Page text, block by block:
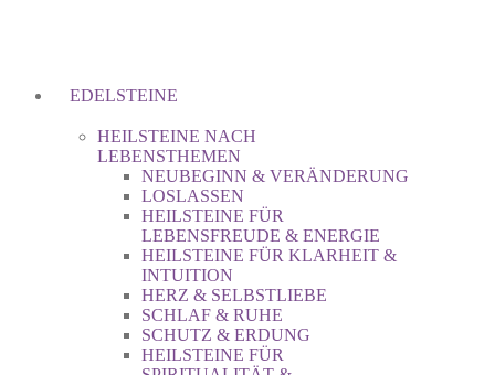
EDELSTEINE
HEILSTEINE NACH
LEBENSTHEMEN
NEUBEGINN & VERÄNDERUNG
LOSLASSEN
HEILSTEINE FÜR
LEBENSFREUDE & ENERGIE
HEILSTEINE FÜR KLARHEIT &
INTUITION
HERZ & SELBSTLIEBE
SCHLAF & RUHE
SCHUTZ & ERDUNG
HEILSTEINE FÜR